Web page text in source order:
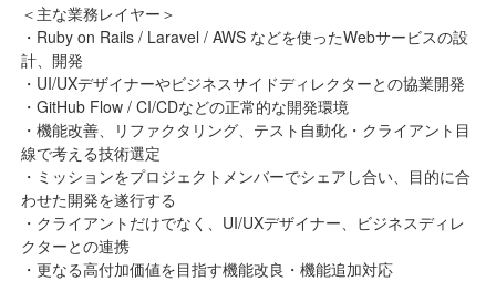
＜主な業務レイヤー＞
・Ruby on Rails / Laravel / AWS などを使ったWebサービスの設
計、開発
・UI/UXデザイナーやビジネスサイドディレクターとの協業開発
・GitHub Flow / CI/CDなどの正常的な開発環境
・機能改善、リファクタリング、テスト自動化・クライアント目
線で考える技術選定
・ミッションをプロジェクトメンバーでシェアし合い、目的に合
わせた開発を遂行する
・クライアントだけでなく、UI/UXデザイナー、ビジネスディレ
クターとの連携
・更なる高付加価値を目指す機能改良・機能追加対応